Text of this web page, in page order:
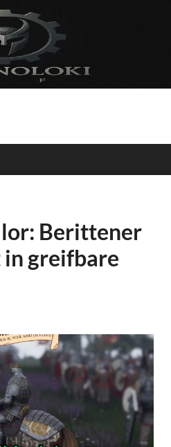
Gaming
Retro-Klassiker.
Berittener
greifbare